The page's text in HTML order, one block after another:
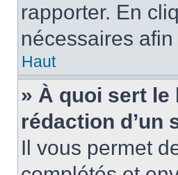
rapporter. En
nécessaires
Haut
» À quoi sert le
rédaction d’un
Il vous permet